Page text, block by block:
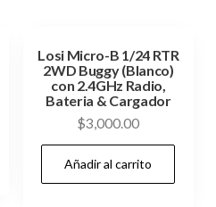
Losi Micro-B 1/24 RTR
2WD Buggy (Blanco)
con 2.4GHz Radio,
Bateria & Cargador
$3,000.00
Añadir al carrito